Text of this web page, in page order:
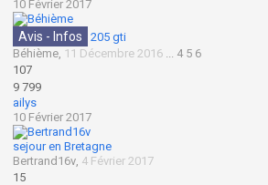
10 Février 2017
Avis - Infos
205 gti
Béhième, 11 Décembre 2016 ... 4 5 6
107
9 799
ailys
10 Février 2017
sejour en Bretagne
Bertrand16v, 4 Février 2017
15